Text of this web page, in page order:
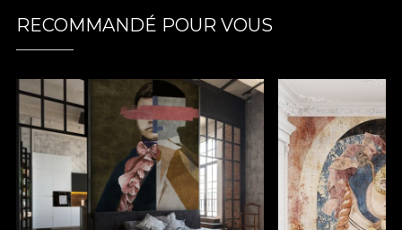
RECOMMANDÉ POUR VOUS